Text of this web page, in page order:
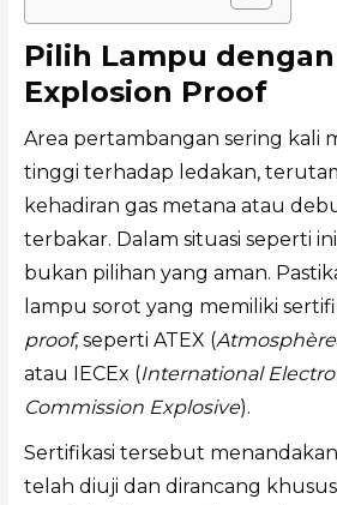
Pilih Lampu
Explosion Proof
Area pertambangan sering kali
tinggi terhadap ledakan,
kehadiran gas metana atau
terbakar. Dalam situasi seperti
bukan pilihan yang aman.
lampu sorot yang memiliki
proof, seperti ATEX (
atau IECEx (International
Commission Explosive).
Sertifikasi tersebut
telah diuji dan dirancang